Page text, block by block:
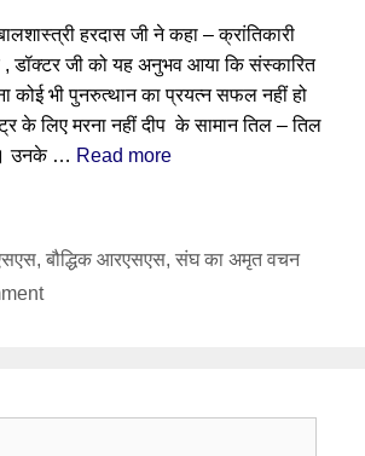
हरदास जी ने कहा – क्रांतिकारी
डॉक्टर जी को यह अनुभव आया कि संस्कारित
कोई भी पुनरुत्थान का प्रयत्न सफल नहीं हो
के लिए मरना नहीं दीप के सामान तिल – तिल
उनके … Read more
, बौद्धिक आरएसएस, संघ का अमृत वचन